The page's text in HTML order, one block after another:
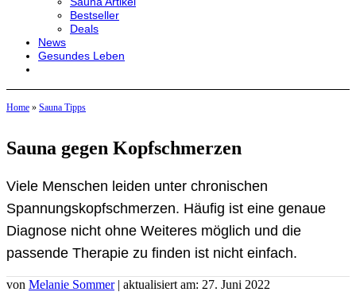
Bestseller
Deals
News
Gesundes Leben
Home » Sauna Tipps
Sauna gegen Kopfschmerzen
Viele Menschen leiden unter chronischen
Spannungskopfschmerzen. Häufig ist eine genaue
Diagnose nicht ohne Weiteres möglich und die
passende Therapie zu finden ist nicht einfach.
von Melanie Sommer | aktualisiert am: 27. Juni 2022